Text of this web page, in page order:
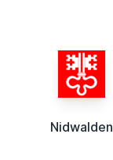
Nidwalden